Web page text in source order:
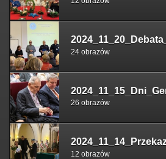
24 obrazów
26 obrazów
12 obrazów